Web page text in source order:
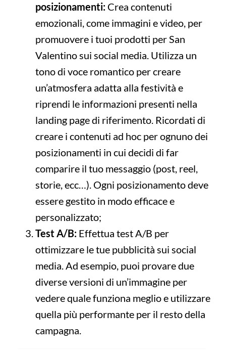
posizionamenti:Crea contenuti
emozionali, come immagini e video, per
promuovere i tuoi prodotti per San
Valentino sui social media. Utilizza un
tono di voce romantico per creare
un’atmosfera adatta alla festività e
riprendi le informazioni presenti nella
landing page di riferimento. Ricordati di
creare i contenuti ad hoc per ognuno dei
posizionamenti in cui decidi di far
comparire il tuo messaggio (post, reel,
storie, ecc…). Ogni posizionamento deve
essere gestito in modo efficace e
personalizzato;
Test A/B:Effettua test A/B per
ottimizzare le tue pubblicità sui social
media. Ad esempio, puoi provare due
diverse versioni di un’immagine per
vedere quale funziona meglio e utilizzare
quella più performante per il resto della
campagna.